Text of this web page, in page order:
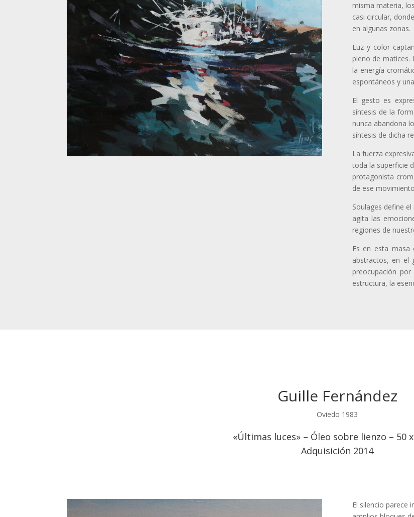
misma materia,
casi circular,
en algunas zonas.
Luz y color
pleno de matices.
la energía
espontáneos y
El gesto es
síntesis de la
nunca abandona
síntesis de dicha
La fuerza
toda la superficie
protagonista
de ese
Soulages define
agita las
regiones de
Es en esta masa
abstractos, en el
preocupación
estructura, la
Guille Fernández
Oviedo 1983
«Últimas luces» – Óleo sobre lienzo – 50
Adquisición 2014
El silencio parece